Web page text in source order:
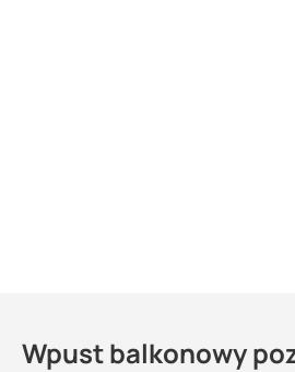
Wpust balkonowy
Kontakt